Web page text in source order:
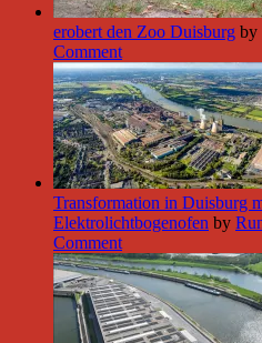
erobert den Zoo Duisburg by
Comment
Transformation in Duisburg
Elektrolichtbogenofen by
Comment